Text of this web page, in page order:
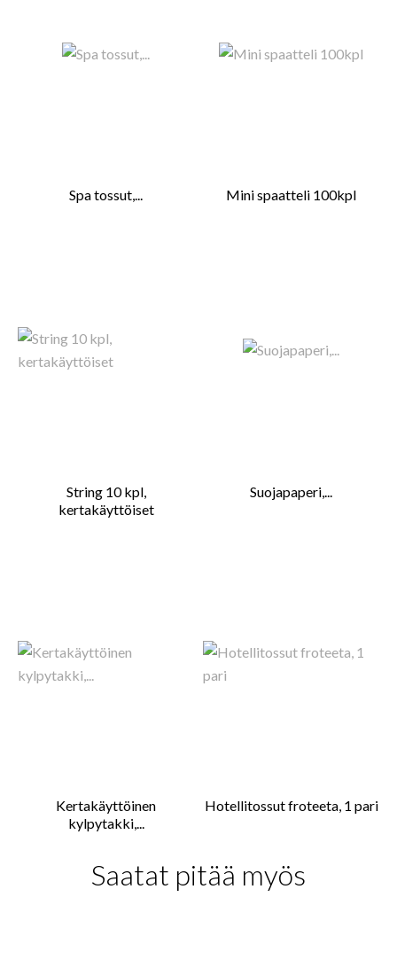
Spa tossut,... Mini spaatteli 100kpl
String 10 kpl,
kertakäyttöiset
Suojapaperi,...
Kertakäyttöinen
kylpytakki,...
Hotellitossut froteeta, 1 pari
Saatat pitää myös